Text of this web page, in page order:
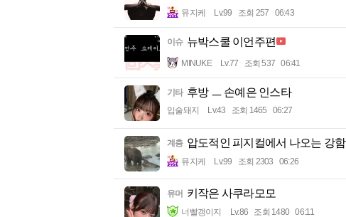
뮤지케 Lv.99 조회 257 06:43
이슈 뉴박스쿨 이언주편
MINUKE Lv.77 조회 537 06:41
기타 후방 ㅡ 손예은 인스타
입술돼지 Lv.43 조회 1465 06:27
계층 압도적인 피지컬에서 나오는 강함
뮤지케 Lv.99 조회 2303 06:26
유머 키작은 사쿠라모모
너빨갱이지 Lv.86 조회 1480 06:11